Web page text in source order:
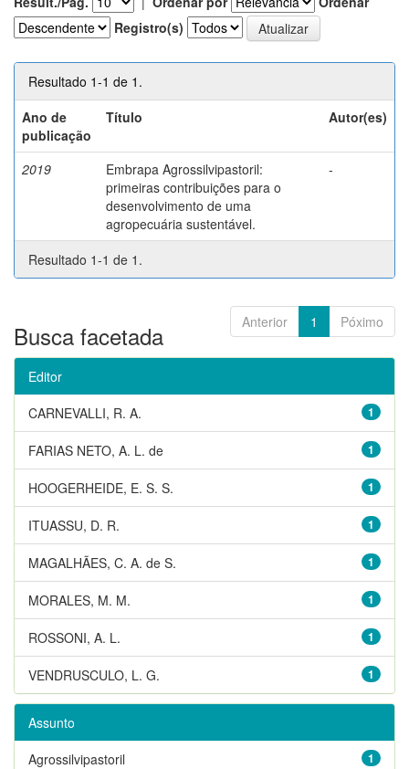
Registro(s)
Resultado 1-1 de 1.
Ano de
publicação
Título Autor(es)
2019
Embrapa Agrossilvipastoril:
primeiras contribuições para o
desenvolvimento de uma
agropecuária sustentável.
-
Resultado 1-1 de 1.
Anterior 1 Póximo
Busca facetada
Editor
1
CARNEVALLI, R. A.
1
FARIAS NETO, A. L. de
1
HOOGERHEIDE, E. S. S.
1
ITUASSU, D. R.
1
MAGALHÃES, C. A. de S.
1
MORALES, M. M.
1
ROSSONI, A. L.
1
VENDRUSCULO, L. G.
Assunto
1
Agrossilvipastoril